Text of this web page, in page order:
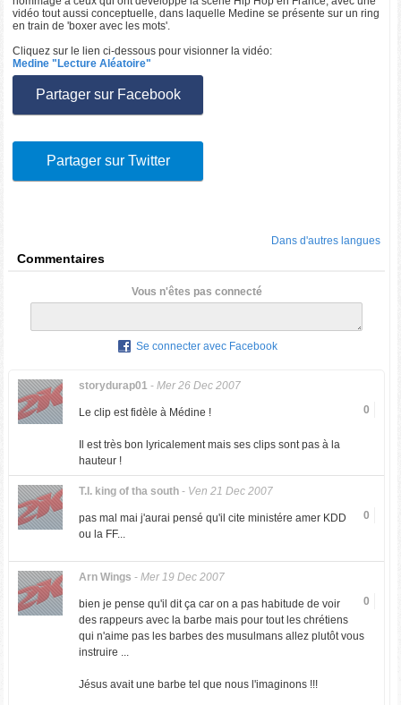
vidéo tout aussi conceptuelle, dans laquelle Medine se présente sur un ring
en train de 'boxer avec les mots'.
Cliquez sur le lien ci-dessous pour visionner la vidéo:
Medine "Lecture Aléatoire"
Partager sur Facebook
Partager sur Twitter
Dans d'autres langues
Commentaires
Vous n'êtes pas connecté
Se connecter avec Facebook
storydurap01- Mer 26 Dec 2007
0
Le clip est fidèle à Médine !
Il est très bon lyricalement mais ses clips sont pas à la
hauteur !
T.I. king of tha south- Ven 21 Dec 2007
0
pas mal mai j'aurai pensé qu'il cite ministére amer KDD
ou la FF...
Arn Wings - Mer 19 Dec 2007
0
bien je pense qu'il dit ça car on a pas habitude de voir
des rappeurs avec la barbe mais pour tout les chrétiens
qui n'aime pas les barbes des musulmans allez plutôt vous
instruire ...
Jésus avait une barbe tel que nous l'imaginons !!!